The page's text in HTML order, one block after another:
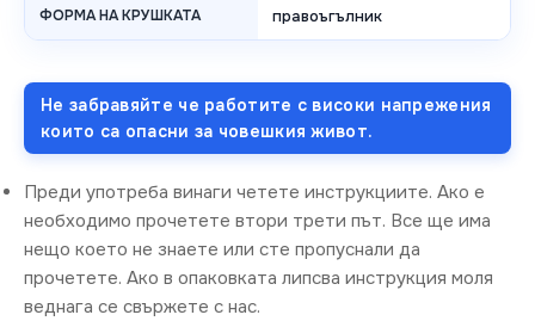
ФОРМА НА КРУШКАТА правоъгълник
Не забравяйте че работите с високи напрежения
които са опасни за човешкия живот.
Преди употреба винаги четете инструкциите. Ако е
необходимо прочетете втори трети път. Все ще има
нещо което не знаете или сте пропуснали да
прочетете. Ако в опаковката липсва инструкция моля
веднага се свържете с нас.